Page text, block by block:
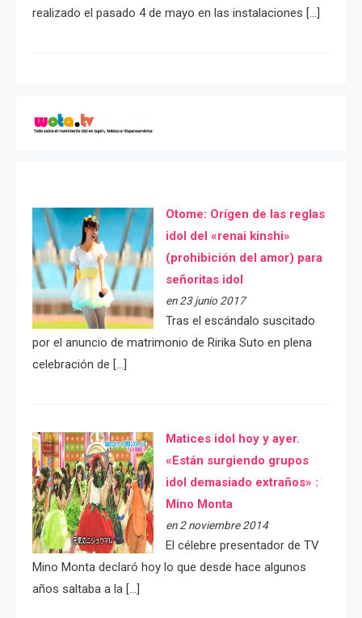
realizado el pasado 4 de mayo en las instalaciones […]
Otome: Orígen de las reglas
idol del «renai kinshi»
(prohibición del amor) para
señoritas idol
en 23 junio 2017
Tras el escándalo suscitado
por el anuncio de matrimonio de Ririka Suto en plena
celebración de […]
Matices idol hoy y ayer.
«Están surgiendo grupos
idol demasiado extraños» :
Mino Monta
en 2 noviembre 2014
El célebre presentador de TV
Mino Monta declaró hoy lo que desde hace algunos
años saltaba a la […]